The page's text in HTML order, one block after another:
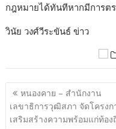
กฎหมายได้ทันทีหากมีการต
วินัย วงศ์วีระขันธ์ ข่าว
แนะแนว
เรื่อง
หนองคาย – สำนักงาน
เลขาธิการวุฒิสภา จัดโครงก
เสริมสร้างความพร้อมแก่ท้อง